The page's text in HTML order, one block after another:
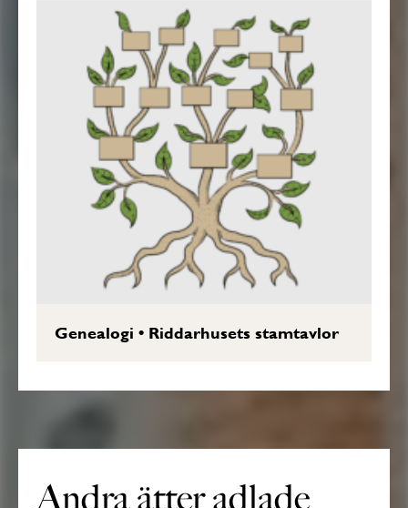
Genealogi • Riddarhusets stamtavlor